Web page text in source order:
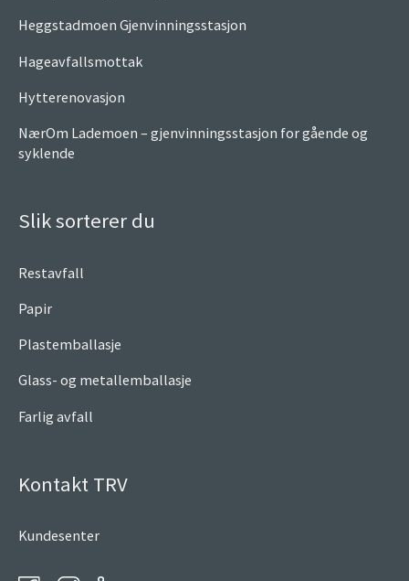
Heggstadmoen Gjenvinningsstasjon
Hageavfallsmottak
Hytterenovasjon
NærOm Lademoen – gjenvinningsstasjon for gående og
syklende
Slik sorterer du
Restavfall
Papir
Plastemballasje
Glass- og metallemballasje
Farlig avfall
Kontakt TRV
Kundesenter